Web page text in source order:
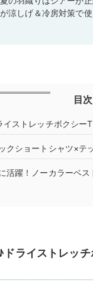
が涼しげ＆冷房対策で使
目次
ストレッチボクシー
クショートシャツ×テ
活躍！ノーカラーベ
ライストレッ